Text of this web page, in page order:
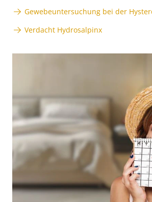
Gewebeuntersuchung bei der
Verdacht Hydrosalpinx